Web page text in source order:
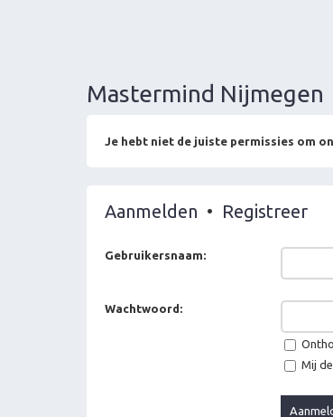
Mastermind Nijmegen
Je hebt niet de juiste permissies om
Aanmelden • Registreer
Gebruikersnaam:
Wachtwoord:
Mij